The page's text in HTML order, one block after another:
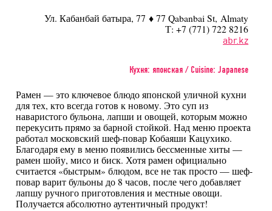
Ул. Кабанбай батыра, 77 ♦ 77 Qabanbai St, Almaty
Т: +7 (771) 722 8216
abr.kz
Кухня: японская / Cuisine: Japanese
Рамен — это ключевое блюдо японской уличной кухни
для тех, кто всегда готов к новому. Это суп из
наваристого бульона, лапши и овощей, которым можно
перекусить прямо за барной стойкой. Над меню проекта
работал московский шеф-повар Кобаяши Кацухико.
Благодаря ему в меню появились бессменные хиты —
рамен шойу, мисо и биск. Хотя рамен официально
считается «быстрым» блюдом, все не так просто — шеф-
повар варит бульоны до 8 часов, после чего добавляет
лапшу ручного приготовления и местные овощи.
Получается абсолютно аутентичный продукт!